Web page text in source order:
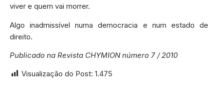
viver e quem vai morrer.
Algo inadmissível numa democracia e num estado de
direito.
Publicado na Revista CHYMION número 7 / 2010
Visualização do Post: 1.475